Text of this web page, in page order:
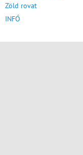
Zöld rovat
INFÓ